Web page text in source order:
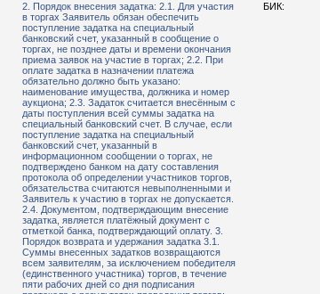
2. Порядок внесения задатка: 2.1. Для участия
в торгах Заявитель обязан обеспечить
поступление задатка на специальный
банковский счет, указанный в сообщение о
торгах, не позднее даты и времени окончания
приема заявок на участие в торгах; 2.2. При
оплате задатка в назначении платежа
обязательно должно быть указано:
наименование имущества, должника и номер
аукциона; 2.3. Задаток считается внесённым с
даты поступления всей суммы задатка на
специальный банковский счет. В случае, если
поступление задатка на специальный
банковский счет, указанный в
информационном сообщении о торгах, не
подтверждено банком на дату составления
протокола об определении участников торгов,
обязательства считаются невыполненными и
Заявитель к участию в торгах не допускается.
2.4. Документом, подтверждающим внесение
задатка, является платёжный документ с
отметкой банка, подтверждающий оплату. 3.
Порядок возврата и удержания задатка 3.1.
Суммы внесенных задатков возвращаются
всем заявителям, за исключением победителя
(единственного участника) торгов, в течение
пяти рабочих дней со дня подписания
БИК: